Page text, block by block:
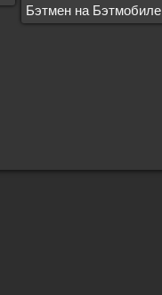
Бэтмен на Бэтмобиле